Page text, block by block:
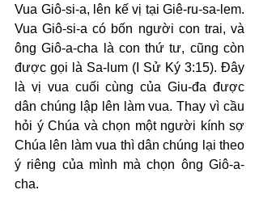
Vua Giô-si-a, lên kế vị tại Giê-ru-sa-lem.
Vua Giô-si-a có bốn người con trai, và
ông Giô-a-cha là con thứ tư, cũng còn
được gọi là Sa-lum (I Sử Ký 3:15). Đây
là vị vua cuối cùng của Giu-đa được
dân chúng lập lên làm vua. Thay vì cầu
hỏi ý Chúa và chọn một người kính sợ
Chúa lên làm vua thì dân chúng lại theo
ý riêng của mình mà chọn ông Giô-a-
cha.